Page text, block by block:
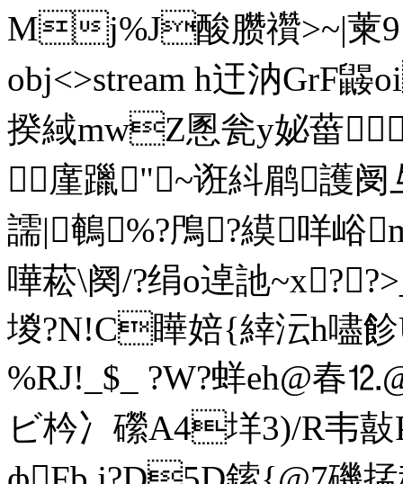
Mj%J酸臜禶>~|萰9
obj<>stream h迀汭GrF鼹
揆緎mwZ慁瓮y妼葘
廑躐"~诳紏鹛護
譳|鵪%?鳲?縸咩峪
嘩菘\阕/?绢o逴訑
堫?N!C瞱婄{緈沄h嚍
%RJ!_$_ ?W?蛘 eh@春
ビ枔冫礯A4垟3)/R韦敼